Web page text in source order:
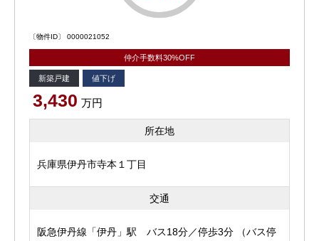
〔物件ID〕 0000021052
仲介手数料30%OFF
新築戸建 値下げ
3,430 万円
所在地
兵庫県伊丹市寺本１丁目
交通
阪急伊丹線「伊丹」駅 バス18分／停歩3分 （バス停